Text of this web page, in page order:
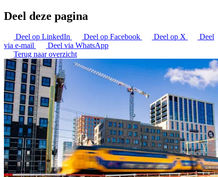
Deel deze pagina
Deel op LinkedIn Deel op Facebook Deel op X
Deel
via e-mail
Deel via WhatsApp
Terug naar overzicht